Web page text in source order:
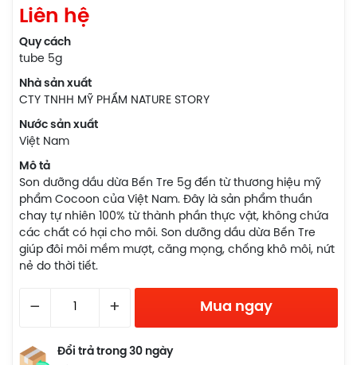
Liên hệ
Quy cách
tube 5g
Nhà sản xuất
CTY TNHH MỸ PHẨM NATURE STORY
Nước sản xuất
Việt Nam
Mô tả
Son dưỡng dầu dừa Bến Tre 5g đến từ thương hiệu mỹ
phẩm Cocoon của Việt Nam. Đây là sản phẩm thuần
chay tự nhiên 100% từ thành phần thực vật, không chứa
các chất có hại cho môi. Son dưỡng dầu dừa Bến Tre
giúp đôi môi mềm mượt, căng mọng, chống khô môi, nứt
nẻ do thời tiết.
– + Mua ngay
Đổi trả trong 30 ngày